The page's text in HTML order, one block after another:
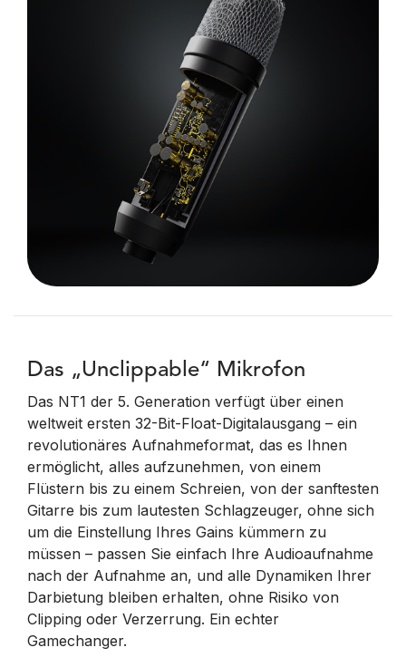
Das „Unclippable“ Mikrofon
Das NT1 der 5. Generation verfügt über einen
weltweit ersten 32-Bit-Float-Digitalausgang – ein
revolutionäres Aufnahmeformat, das es Ihnen
ermöglicht, alles aufzunehmen, von einem
Flüstern bis zu einem Schreien, von der sanftesten
Gitarre bis zum lautesten Schlagzeuger, ohne sich
um die Einstellung Ihres Gains kümmern zu
müssen – passen Sie einfach Ihre Audioaufnahme
nach der Aufnahme an, und alle Dynamiken Ihrer
Darbietung bleiben erhalten, ohne Risiko von
Clipping oder Verzerrung. Ein echter
Gamechanger.